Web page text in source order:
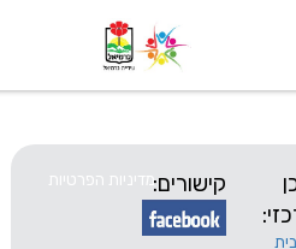
מדיניות הפרטיות